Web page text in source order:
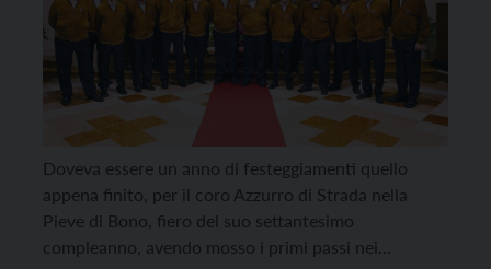
Doveva essere un anno di festeggiamenti quello
appena finito, per il coro Azzurro di Strada nella
Pieve di Bono, fiero del suo settantesimo
compleanno, avendo mosso i primi passi nei